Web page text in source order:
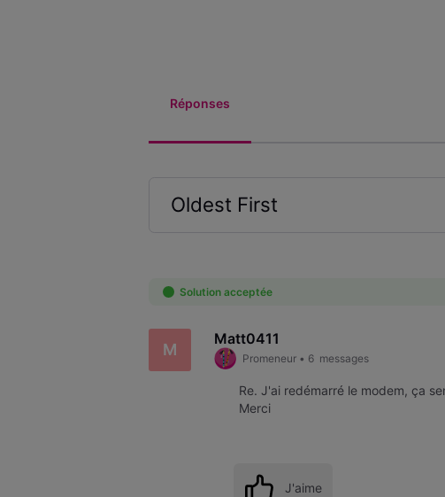
Réponses
Oldest First
First
Solution acceptée
M
Matt0411
Promeneur• 6 messages
Re. J'ai redémarré le modem, ça
Merci
J'aime